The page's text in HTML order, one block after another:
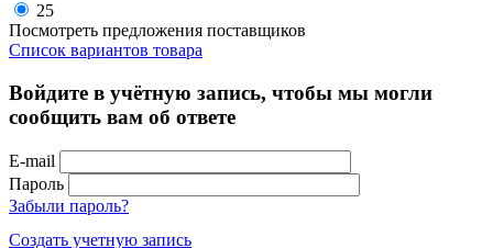
25
Посмотреть предложения поставщиков
Список вариантов товара
Войдите в учётную запись, чтобы мы могли
сообщить вам об ответе
E-mail
Пароль
Забыли пароль?
Создать учетную запись